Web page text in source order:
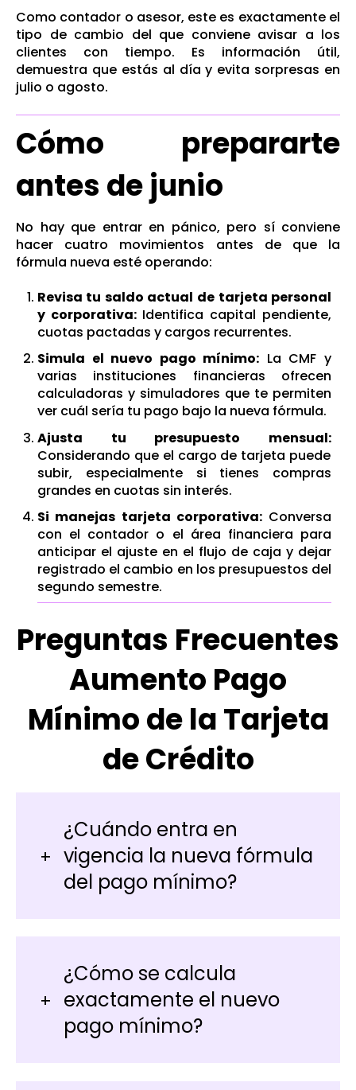
Como contador o asesor, este es exactamente el
tipo de cambio del que conviene avisar a los
clientes con tiempo. Es información útil,
demuestra que estás al día y evita sorpresas en
julio o agosto.
Cómo prepararte
antes de junio
No hay que entrar en pánico, pero sí conviene
hacer cuatro movimientos antes de que la
fórmula nueva esté operando:
Revisa tu saldo actual de tarjeta personal
y corporativa: Identifica capital pendiente,
cuotas pactadas y cargos recurrentes.
Simula el nuevo pago mínimo: La CMF y
varias instituciones financieras ofrecen
calculadoras y simuladores que te permiten
ver cuál sería tu pago bajo la nueva fórmula.
Ajusta tu presupuesto mensual:
Considerando que el cargo de tarjeta puede
subir, especialmente si tienes compras
grandes en cuotas sin interés.
Si manejas tarjeta corporativa:Conversa
con el contador o el área financiera para
anticipar el ajuste en el flujo de caja y dejar
registrado el cambio en los presupuestos del
segundo semestre.
Preguntas Frecuentes
Aumento Pago
Mínimo de la Tarjeta
de Crédito
¿Cuándo entra en
vigencia la nueva fórmula
del pago mínimo?
¿Cómo se calcula
exactamente el nuevo
pago mínimo?